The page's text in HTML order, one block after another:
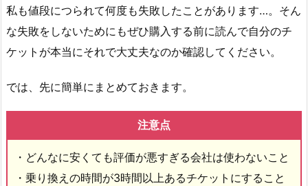
私も値段につられて何度も失敗したことがあります…。そん
な失敗をしないためにもぜひ購入する前に読んで自分のチ
ケットが本当にそれで大丈夫なのか確認してください。
では、先に簡単にまとめておきます。
注意点
・どんなに安くても評価が悪すぎる会社は使わないこと
・乗り換えの時間が3時間以上あるチケットにすること